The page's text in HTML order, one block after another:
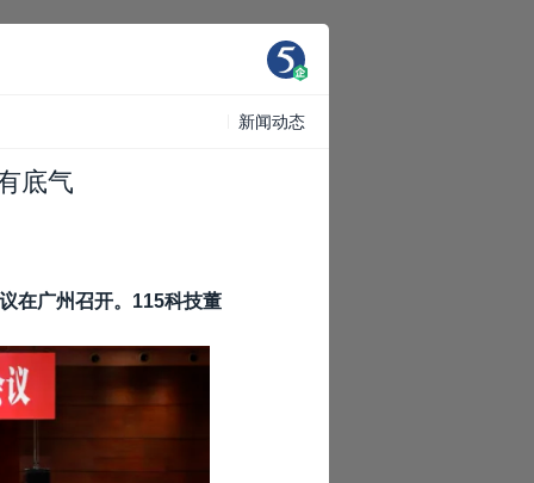
新闻动态
底气
在广州召开。115科技董